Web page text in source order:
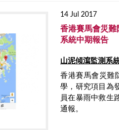
14 Jul 2017
香港賽馬會災難
系統中期報告
山泥傾瀉監測系
香港賽馬會災難
學，研究項目為
員在暴雨中救生
通報。